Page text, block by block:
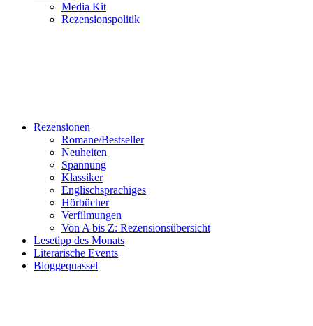
Media Kit
Rezensionspolitik
Rezensionen
Romane/Bestseller
Neuheiten
Spannung
Klassiker
Englischsprachiges
Hörbücher
Verfilmungen
Von A bis Z: Rezensionsübersicht
Lesetipp des Monats
Literarische Events
Bloggequassel